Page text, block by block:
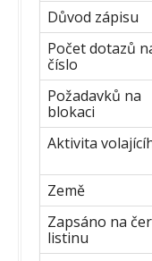
Důvod zápisu
Počet dotazů
číslo
Požadavků na
blokaci
Aktivita
Země
Zapsáno na
listinu